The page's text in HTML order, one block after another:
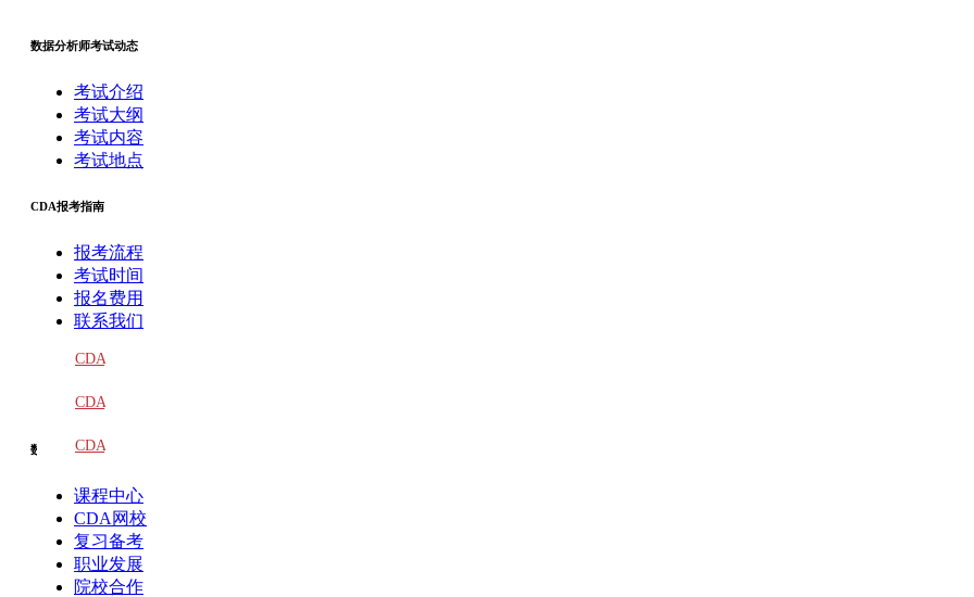
数据分析师考试动态
考试介绍
考试大纲
考试内容
考试地点
CDA报考指南
报考流程
考试时间
报名费用
联系我们
数据分析学习
课程中心
CDA网校
复习备考
职业发展
院校合作
CDA
教材
CDA
题库
CDA
大纲